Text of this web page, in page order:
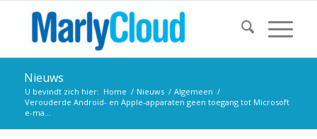
Nieuws
U bevindt zich hier: Home / Nieuws / Algemeen /
Verouderde Android- en Apple-apparaten geen toegang tot Microsoft
e-ma...